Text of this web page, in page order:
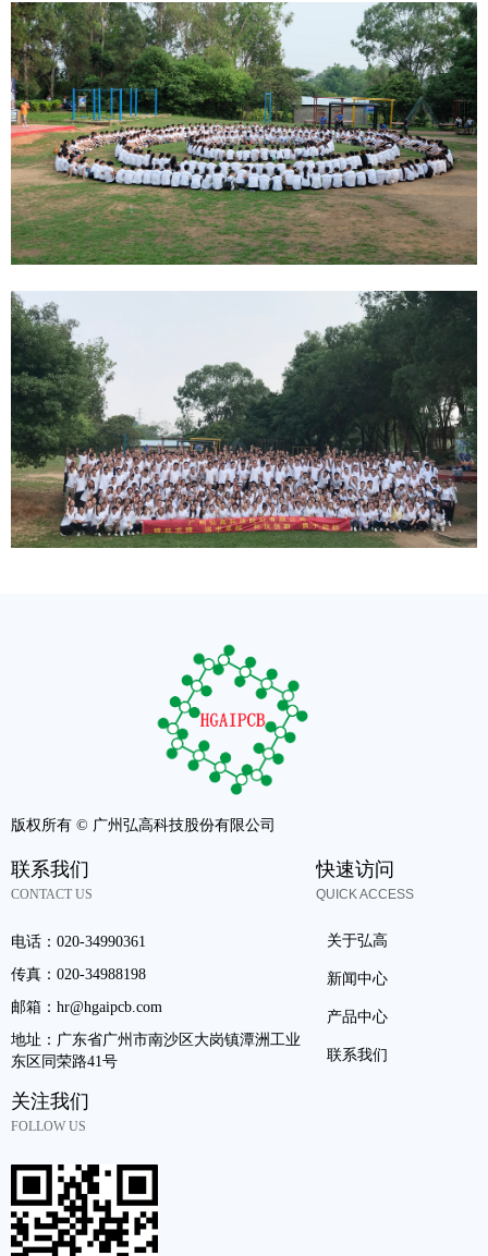
电话： 020-34990361
传真： 020-34988198
邮箱： hr@hgaipcb.com
地址： 广东省广州市南沙区大岗镇潭洲工业
东区同荣路41号
联系我们
CONTACT US
关于弘高
新闻中心
产品中心
联系我们
快速访问
QUICK ACCESS
关注我们
FOLLOW US
版权所有 © 广州弘高科技股份有限公司